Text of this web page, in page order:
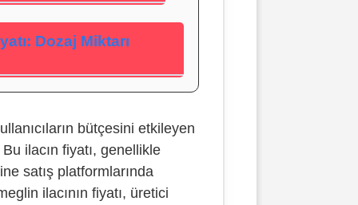
Dozaj Miktarı
bütçesini etkileyen
ilacın fiyatı, genellikle
satış platformlarında
ilacının fiyatı, üretici